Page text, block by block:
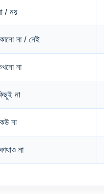
/ নয়
না / নেই
না
না
না
না